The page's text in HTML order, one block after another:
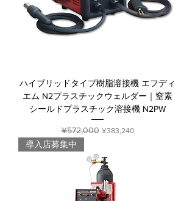
ハイブリッドタイプ樹脂溶接機 エフディ
エム N2プラスチックウェルダー｜窒素
シールドプラスチック溶接機 N2PW
Regular Price
¥572,000 Sale Price
¥383,240
導入店募集中